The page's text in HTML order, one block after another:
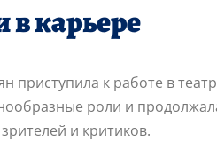
карьере
приступила к работе в
роли и
и критиков.